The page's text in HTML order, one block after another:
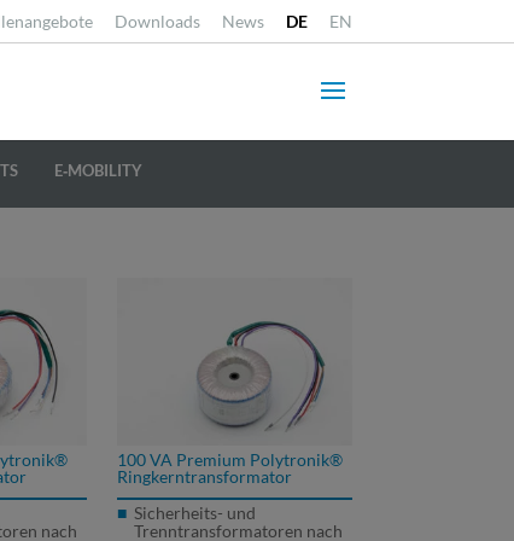
Downloads News DE EN
E‐MOBILITY
nach
100 VA Premium Polytronik®
Ringkerntransformator
Sicherheits- und
Trenntransformatoren nach